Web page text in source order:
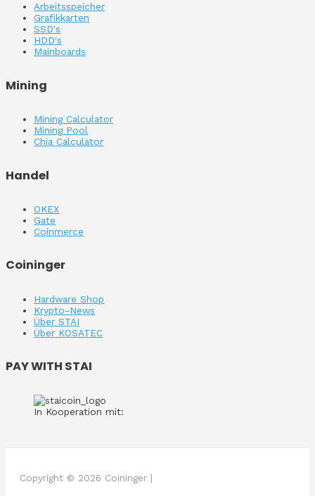
Arbeitsspeicher
Grafikkarten
SSD's
HDD's
Mainboards
Mining
Mining Calculator
Mining Pool
Chia Calculator
Handel
OKEX
Gate
Coinmerce
Coininger
Hardware Shop
Krypto-News
Über STAI
Über KOSATEC
PAY WITH STAI
In Kooperation mit:
Copyright © 2026 Coininger |